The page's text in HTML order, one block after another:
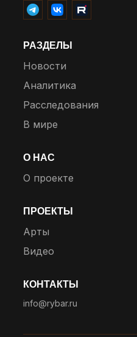
РАЗДЕЛЫ
Новости
Аналитика
Расследования
В мире
О НАС
О проекте
ПРОЕКТЫ
Арты
Видео
КОНТАКТЫ
info@rybar.ru